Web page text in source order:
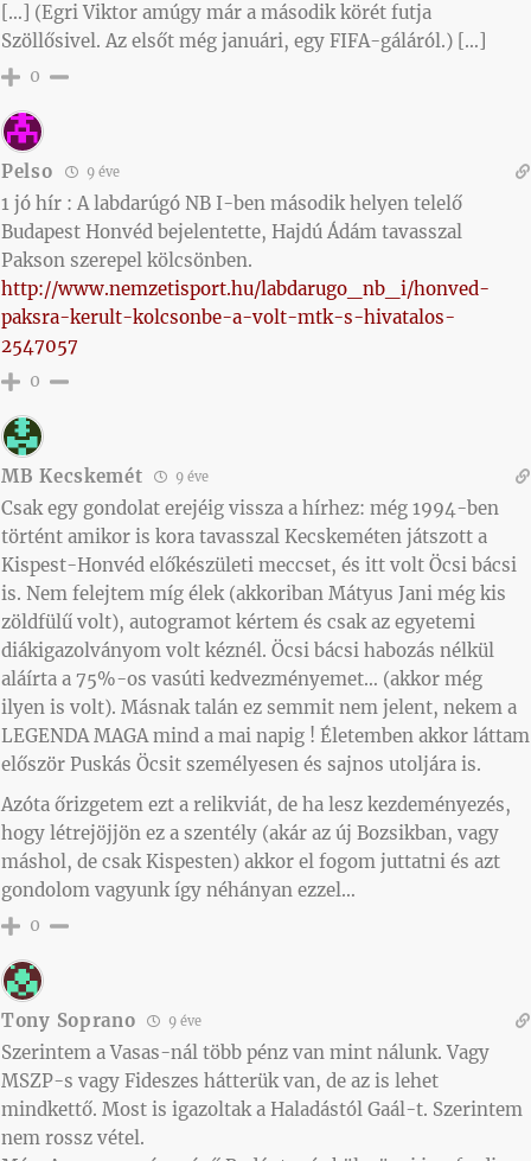
[…] (Egri Viktor amúgy már a második körét futja
Szöllősivel. Az elsőt még januári, egy FIFA-gáláról.) […]
0
Pelso 9 éve
1 jó hír : A labdarúgó NB I-ben második helyen telelő
Budapest Honvéd bejelentette, Hajdú Ádám tavasszal
Pakson szerepel kölcsönben.
http://www.nemzetisport.hu/labdarugo_nb_i/honved-
paksra-kerult-kolcsonbe-a-volt-mtk-s-hivatalos-
2547057
0
MB Kecskemét 9 éve
Csak egy gondolat erejéig vissza a hírhez: még 1994-ben
történt amikor is kora tavasszal Kecskeméten játszott a
Kispest-Honvéd előkészületi meccset, és itt volt Öcsi bácsi
is. Nem felejtem míg élek (akkoriban Mátyus Jani még kis
zöldfülű volt), autogramot kértem és csak az egyetemi
diákigazolványom volt kéznél. Öcsi bácsi habozás nélkül
aláírta a 75%-os vasúti kedvezményemet… (akkor még
ilyen is volt). Másnak talán ez semmit nem jelent, nekem a
LEGENDA MAGA mind a mai napig ! Életemben akkor láttam
először Puskás Öcsit személyesen és sajnos utoljára is.
Azóta őrizgetem ezt a relikviát, de ha lesz kezdeményezés,
hogy létrejöjjön ez a szentély (akár az új Bozsikban, vagy
máshol, de csak Kispesten) akkor el fogom juttatni és azt
gondolom vagyunk így néhányan ezzel…
0
Tony Soprano 9 éve
Szerintem a Vasas-nál több pénz van mint nálunk. Vagy
MSZP-s vagy Fideszes hátterük van, de az is lehet
mindkettő. Most is igazoltak a Haladástól Gaál-t. Szerintem
nem rossz vétel.